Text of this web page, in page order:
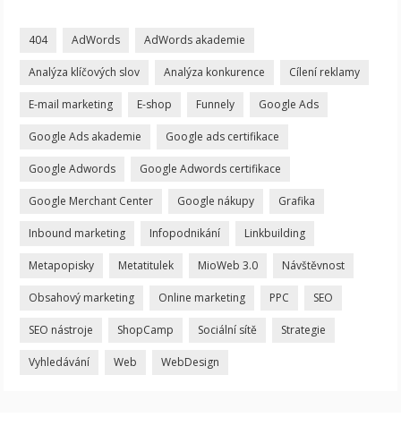
404 AdWords AdWords akademie
Analýza klíčových slov Analýza konkurence Cílení reklamy
E-mail marketing E-shop Funnely Google Ads
Google Ads akademie Google ads certifikace
Google Adwords Google Adwords certifikace
Google Merchant Center Google nákupy Grafika
Inbound marketing Infopodnikání Linkbuilding
Metapopisky Metatitulek MioWeb 3.0 Návštěvnost
Obsahový marketing Online marketing PPC SEO
SEO nástroje ShopCamp Sociální sítě Strategie
Vyhledávání Web WebDesign